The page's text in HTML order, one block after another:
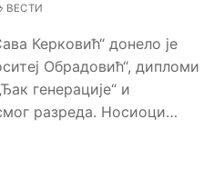
ВЕСТИ
Керковић“ донело је
Обрадовић“, дипломи
генерације“ и
разреда. Носиоци…